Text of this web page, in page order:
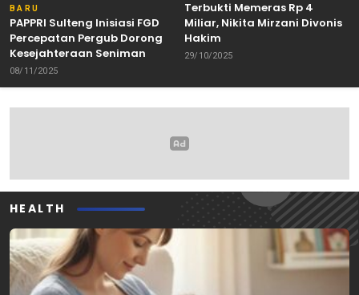
BARU
PAPPRI Sulteng Inisiasi FGD
Percepatan Pergub Dorong
Kesejahteraan Seniman
08/11/2025
Terbukti Memeras Rp 4
Miliar, Nikita Mirzani Divonis
Hakim
29/10/2025
HEALTH